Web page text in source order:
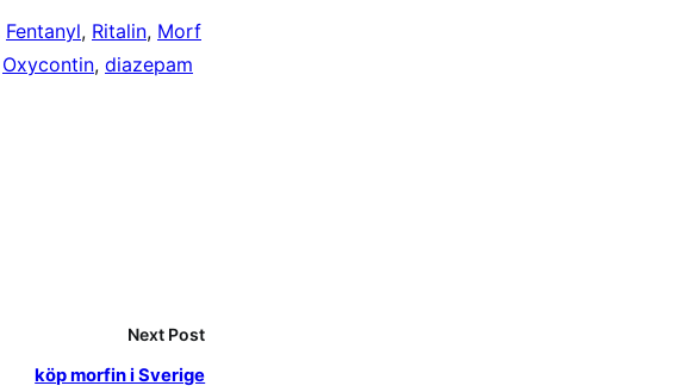
Fentanyl, Ritalin, Morf
Oxycontin, diazepam
Next Post
köp morfin i Sverige